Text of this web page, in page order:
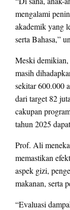
mengalami
akademik yang
serta Bahasa,”
Meski
masih
sekitar 600.000
dari target 82
cakupan
tahun 2025
Prof. Ali
memastikan
aspek gizi,
makanan, serta
“Evaluasi